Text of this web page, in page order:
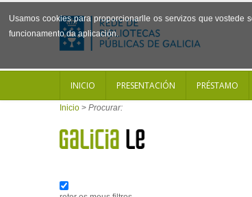
Usamos cookies para proporcionarlle os servizos que
funcionamento da aplicación.
INICIO PRESENTACIÓN PRÉSTAMO
Inicio > Procurar: